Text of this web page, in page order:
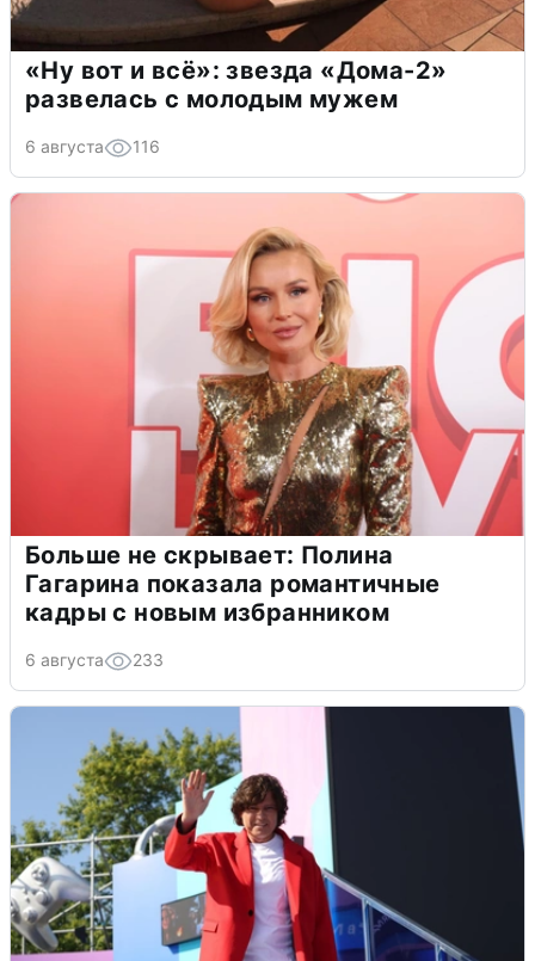
«Ну вот и всё»: звезда «Дома-2»
развелась с молодым мужем
6 августа 116
Больше не скрывает: Полина
Гагарина показала романтичные
кадры с новым избранником
6 августа 233